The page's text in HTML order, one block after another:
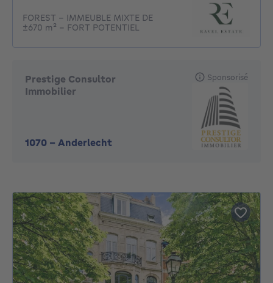
FOREST – IMMEUBLE MIXTE DE
±670 m² – FORT POTENTIEL
Prestige Consultor
Immobilier
1070 - Anderlecht
Sponsorisé